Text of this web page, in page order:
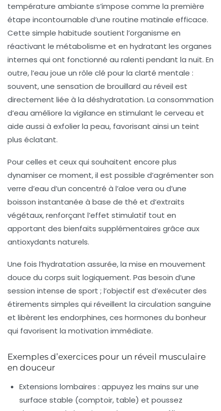
température ambiante s’impose comme la première
étape incontournable d’une routine matinale efficace.
Cette simple habitude soutient l’organisme en
réactivant le métabolisme et en hydratant les organes
internes qui ont fonctionné au ralenti pendant la nuit. En
outre, l’eau joue un rôle clé pour la clarté mentale :
souvent, une sensation de brouillard au réveil est
directement liée à la déshydratation. La consommation
d’eau améliore la vigilance en stimulant le cerveau et
aide aussi à exfolier la peau, favorisant ainsi un teint
plus éclatant.
Pour celles et ceux qui souhaitent encore plus
dynamiser ce moment, il est possible d’agrémenter son
verre d’eau d’un concentré à l’aloe vera ou d’une
boisson instantanée à base de thé et d’extraits
végétaux, renforçant l’effet stimulatif tout en
apportant des bienfaits supplémentaires grâce aux
antioxydants naturels.
Une fois l’hydratation assurée, la mise en mouvement
douce du corps suit logiquement. Pas besoin d’une
session intense de sport ; l’objectif est d’exécuter des
étirements simples qui réveillent la circulation sanguine
et libèrent les endorphines, ces hormones du bonheur
qui favorisent la motivation immédiate.
Exemples d’exercices pour un réveil musculaire
en douceur
Extensions lombaires : appuyez les mains sur une
surface stable (comptoir, table) et poussez